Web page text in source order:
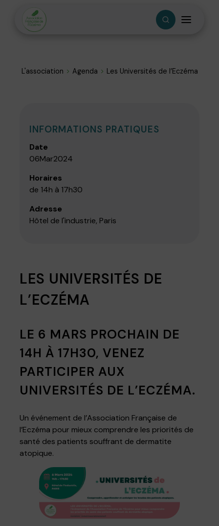
L'association Agenda Les Universités de l’Eczéma
INFORMATIONS PRATIQUES
Date
06Mar2024
Horaires
de 14h à 17h30
Adresse
Hôtel de l'industrie, Paris
LES UNIVERSITÉS DE
L’ECZÉMA
LE 6 MARS PROCHAIN DE
14H À 17H30, VENEZ
PARTICIPER AUX
UNIVERSITÉS DE L’ECZÉMA.
Un événement de l’Association Française de
l’Eczéma pour mieux comprendre les priorités de
santé des patients souffrant de dermatite
atopique.